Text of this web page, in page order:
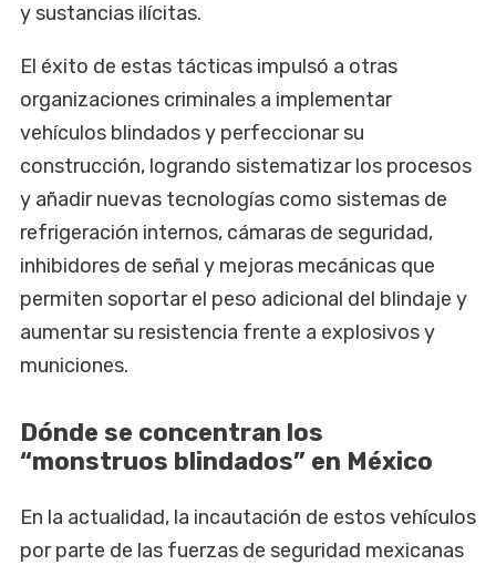
y sustancias ilícitas.
El éxito de estas tácticas impulsó a otras
organizaciones criminales a implementar
vehículos blindados y perfeccionar su
construcción, logrando sistematizar los procesos
y añadir nuevas tecnologías como sistemas de
refrigeración internos, cámaras de seguridad,
inhibidores de señal y mejoras mecánicas que
permiten soportar el peso adicional del blindaje y
aumentar su resistencia frente a explosivos y
municiones.
Dónde se concentran los
“monstruos blindados” en México
En la actualidad, la incautación de estos vehículos
por parte de las fuerzas de seguridad mexicanas